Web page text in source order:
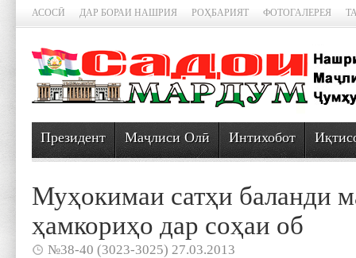
АСОСӢ ДАР БОРАИ НАШРИЯ РОҲБАРИЯТ ФОТОГАЛЕРЕЯ
Президент Маҷлиси Олӣ Интихобот
Муҳокимаи сатҳи баланди
ҳамкориҳо дар соҳаи об
№38-40 (3023-3025) 27.03.2013